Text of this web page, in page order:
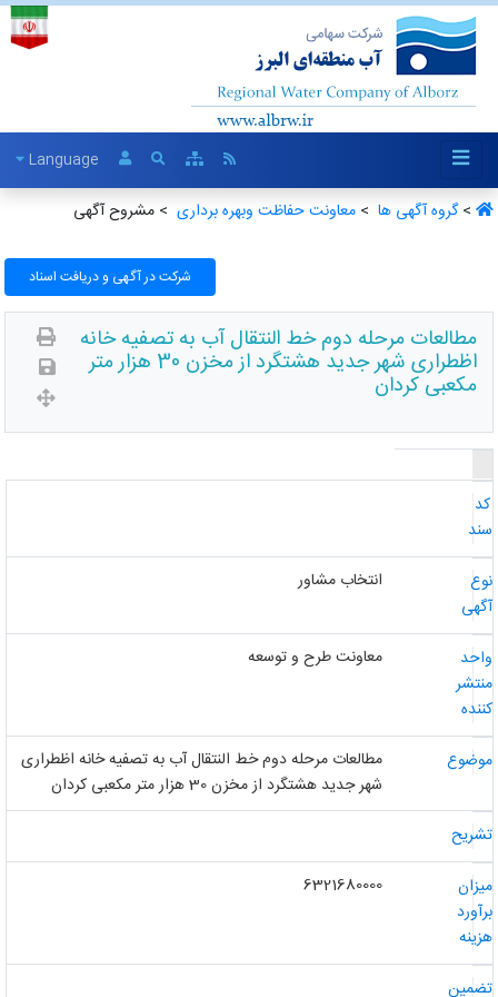
Language
>گروه آگهی ها ‏>معاونت حفاظت وبهره برداری ‏> مشروح آگهی
شرکت در آگهی و دریافت اسناد
مطالعات مرحله دوم خط النتقال آب به تصفیه خانه
اظطراری شهر جدید هشتگرد از مخزن 30 هزار متر
مکعبی کردان
انتخاب مشاور
معاونت طرح و توسعه
مطالعات مرحله دوم خط النتقال آب به تصفیه خانه اظطراری
شهر جدید هشتگرد از مخزن 30 هزار متر مکعبی کردان
6321680000